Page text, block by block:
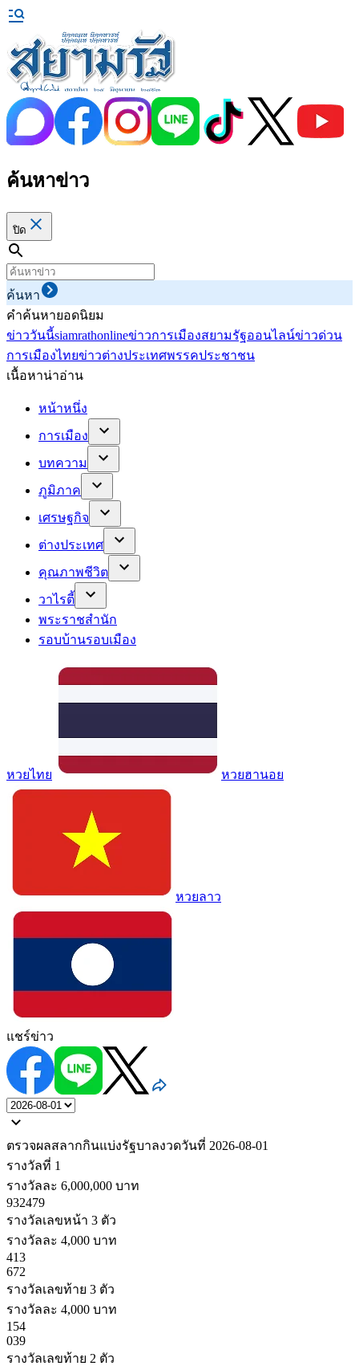
ค้นหาข่าว
ปิด
ค้นหา
คำค้นหายอดนิยม
ข่าววันนี้siamrathonlineข่าวการเมืองสยามรัฐออนไลน์ข่าวด่วน
การเมืองไทยข่าวต่างประเทศพรรคประชาชน
เนื้อหาน่าอ่าน
หน้าหนึ่ง
การเมือง
บทความ
ภูมิภาค
เศรษฐกิจ
ต่างประเทศ
คุณภาพชีวิต
วาไรตี้
พระราชสำนัก
รอบบ้านรอบเมือง
หวยไทย หวยฮานอย
หวยลาว
แชร์ข่าว
ตรวจผลสลากกินแบ่งรัฐบาลงวดวันที่ 2026-08-01
รางวัลที่ 1
รางวัลละ 6,000,000 บาท
932479
รางวัลเลขหน้า 3 ตัว
รางวัลละ 4,000 บาท
413
672
รางวัลเลขท้าย 3 ตัว
รางวัลละ 4,000 บาท
154
039
รางวัลเลขท้าย 2 ตัว